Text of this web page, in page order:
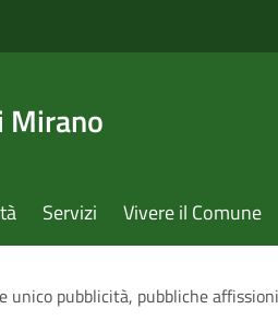
Mirano
Servizi Vivere il Comune
unico pubblicità, pubbliche